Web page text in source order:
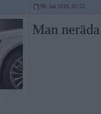
06. Jan 2016, 00:52
Man